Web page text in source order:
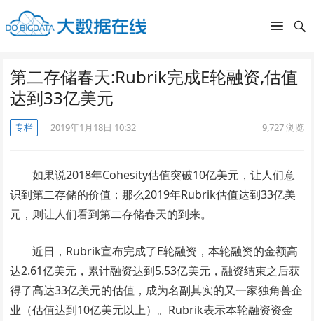
第二存储春天:Rubrik完成E轮融资,估值
达到33亿美元
专栏 2019年1月18日 10:32 9,727浏览
如果说2018年Cohesity估值突破10亿美元，让人们意
识到第二存储的价值；那么2019年Rubrik估值达到33亿美
元，则让人们看到第二存储春天的到来。
近日，Rubrik宣布完成了E轮融资，本轮融资的金额高
达2.61亿美元，累计融资达到5.53亿美元，融资结束之后获
得了高达33亿美元的估值，成为名副其实的又一家独角兽企
业（估值达到10亿美元以上）。Rubrik表示本轮融资资金